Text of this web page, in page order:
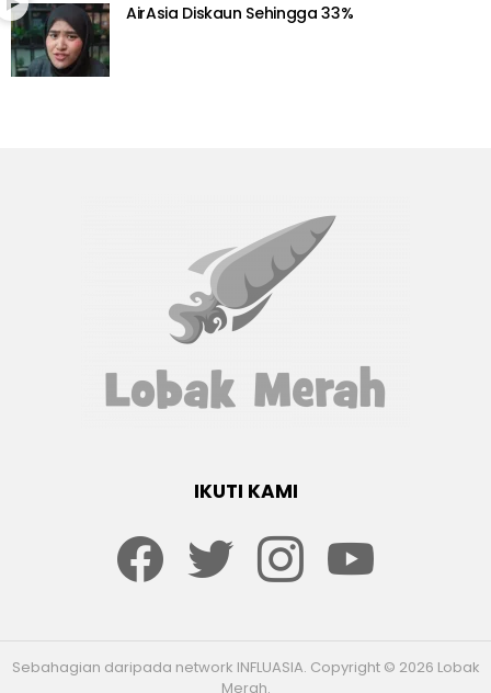
AirAsia Diskaun Sehingga 33%
IKUTI KAMI
Sebahagian daripada network INFLUASIA. Copyright © 2026 Lobak
Merah.